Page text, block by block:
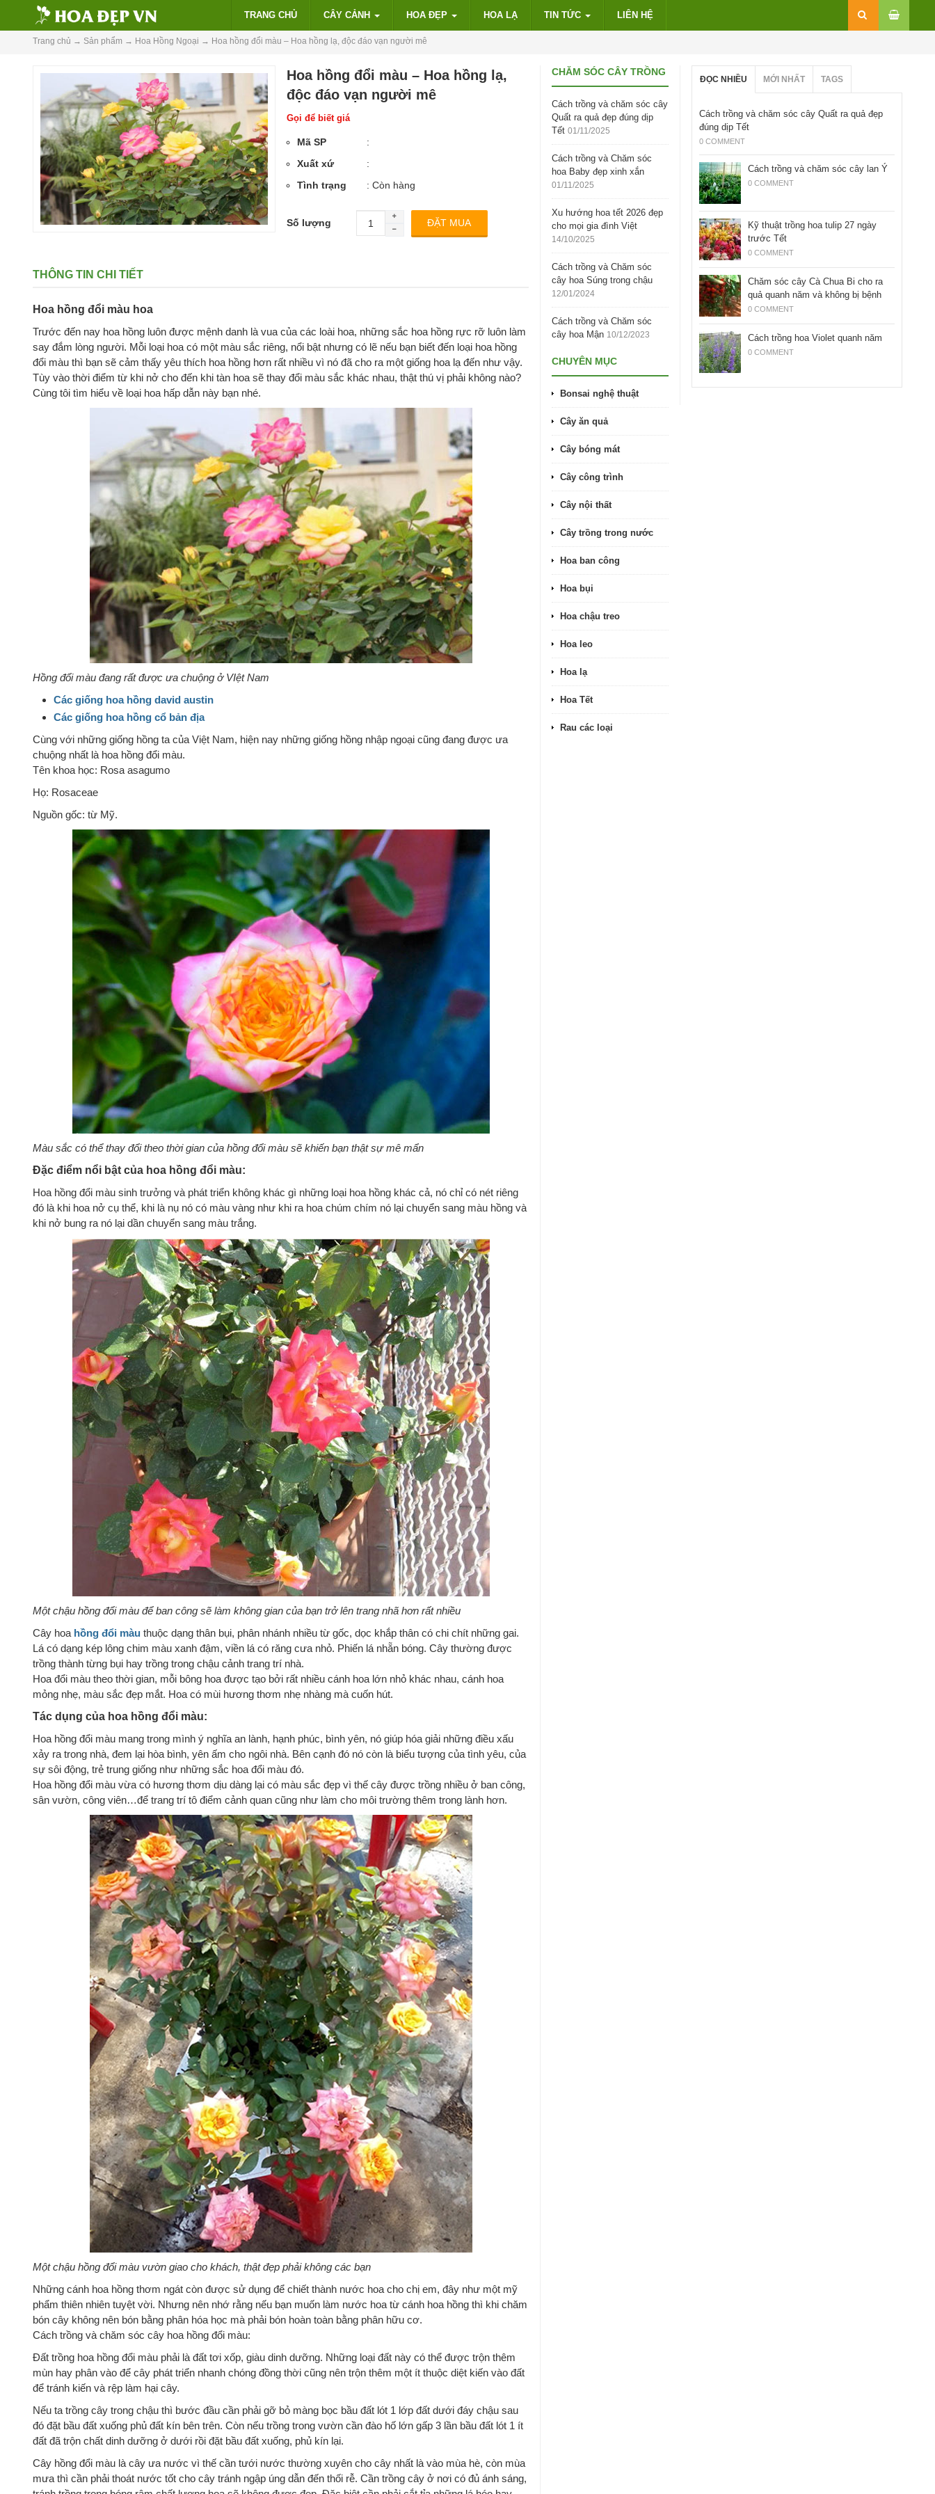
TRANG CHỦ CÂY CẢNH HOA ĐẸP HOA LẠ TIN TỨC LIÊN HỆ
Trang chủ → Sản phẩm → Hoa Hồng Ngoại → Hoa hồng đổi màu – Hoa hồng lạ, độc đáo vạn người mê
Hoa hồng đổi màu – Hoa hồng lạ,
độc đáo vạn người mê
Gọi để biết giá
Mã SP
:
Xuất xứ
:
Tình trạng
: Còn hàng
Số lượng
THÔNG TIN CHI TIẾT
Hoa hồng đổi màu hoa
Trước đến nay hoa hồng luôn được mệnh danh là vua của các loài hoa, những sắc hoa hồng rực rỡ luôn làm
say đắm lòng người. Mỗi loại hoa có một màu sắc riêng, nổi bật nhưng có lẽ nếu bạn biết đến loại hoa hồng
đổi màu thì bạn sẽ cảm thấy yêu thích hoa hồng hơn rất nhiều vì nó đã cho ra một giống hoa lạ đến như vậy.
Tùy vào thời điểm từ khi nở cho đến khi tàn hoa sẽ thay đổi màu sắc khác nhau, thật thú vị phải không nào?
Cùng tôi tìm hiểu về loại hoa hấp dẫn này bạn nhé.
Hồng đổi màu đang rất được ưa chuộng ở VIệt Nam
Các giống hoa hồng david austin
Các giống hoa hồng cổ bản địa
Cùng với những giống hồng ta của Việt Nam, hiện nay những giống hồng nhập ngoại cũng đang được ưa
chuộng nhất là hoa hồng đổi màu.
Tên khoa học: Rosa asagumo
Họ: Rosaceae
Nguồn gốc: từ Mỹ.
Màu sắc có thể thay đổi theo thời gian của hồng đổi màu sẽ khiến bạn thật sự mê mẩn
Đặc điểm nổi bật của hoa hồng đổi màu:
Hoa hồng đổi màu sinh trưởng và phát triển không khác gì những loại hoa hồng khác cả, nó chỉ có nét riêng
đó là khi hoa nở cụ thể, khi là nụ nó có màu vàng như khi ra hoa chúm chím nó lại chuyển sang màu hồng và
khi nở bung ra nó lại dần chuyển sang màu trắng.
Một chậu hồng đổi màu để ban công sẽ làm không gian của bạn trở lên trang nhã hơn rất nhiều
Cây hoa hồng đổi màu thuộc dạng thân bụi, phân nhánh nhiều từ gốc, dọc khắp thân có chi chít những gai.
Lá có dạng kép lông chim màu xanh đậm, viền lá có răng cưa nhỏ. Phiến lá nhẵn bóng. Cây thường được
trồng thành từng bụi hay trồng trong chậu cảnh trang trí nhà.
Hoa đổi màu theo thời gian, mỗi bông hoa được tạo bởi rất nhiều cánh hoa lớn nhỏ khác nhau, cánh hoa
mỏng nhẹ, màu sắc đẹp mắt. Hoa có mùi hương thơm nhẹ nhàng mà cuốn hút.
Tác dụng của hoa hồng đổi màu:
Hoa hồng đổi màu mang trong mình ý nghĩa an lành, hạnh phúc, bình yên, nó giúp hóa giải những điều xấu
xảy ra trong nhà, đem lại hòa bình, yên ấm cho ngôi nhà. Bên cạnh đó nó còn là biểu tượng của tình yêu, của
sự sôi động, trẻ trung giống như những sắc hoa đổi màu đó.
Hoa hồng đổi màu vừa có hương thơm dịu dàng lại có màu sắc đẹp vì thế cây được trồng nhiều ở ban công,
sân vườn, công viên…để trang trí tô điểm cảnh quan cũng như làm cho môi trường thêm trong lành hơn.
Một chậu hồng đổi màu vườn giao cho khách, thật đẹp phải không các bạn
Những cánh hoa hồng thơm ngát còn được sử dụng để chiết thành nước hoa cho chị em, đây như một mỹ
phẩm thiên nhiên tuyệt vời. Nhưng nên nhớ rằng nếu bạn muốn làm nước hoa từ cánh hoa hồng thì khi chăm
bón cây không nên bón bằng phân hóa học mà phải bón hoàn toàn bằng phân hữu cơ.
Cách trồng và chăm sóc cây hoa hồng đổi màu:
Đất trồng hoa hồng đổi màu phải là đất tơi xốp, giàu dinh dưỡng. Những loại đất này có thể được trộn thêm
mùn hay phân vào để cây phát triển nhanh chóng đồng thời cũng nên trộn thêm một ít thuộc diệt kiến vào đất
để tránh kiến và rệp làm hại cây.
Nếu ta trồng cây trong chậu thì bước đầu cần phải gỡ bỏ màng bọc bầu đất lót 1 lớp đất dưới đáy chậu sau
đó đặt bầu đất xuống phủ đất kín bên trên. Còn nếu trồng trong vườn cần đào hố lớn gấp 3 lần bầu đất lót 1 ít
đất đã trộn chất dinh dưỡng ở dưới rồi đặt bầu đất xuống, phủ kín lại.
Cây hồng đổi màu là cây ưa nước vì thế cần tưới nước thường xuyên cho cây nhất là vào mùa hè, còn mùa
mưa thì cần phải thoát nước tốt cho cây tránh ngập úng dẫn đến thối rễ. Cần trồng cây ở nơi có đủ ánh sáng,
CHĂM SÓC CÂY TRỒNG
Cách trồng và chăm sóc cây
Quất ra quả đẹp đúng dịp
Tết 01/11/2025
Cách trồng và Chăm sóc
hoa Baby đẹp xinh xắn
01/11/2025
Xu hướng hoa tết 2026 đẹp
cho mọi gia đình Việt
14/10/2025
Cách trồng và Chăm sóc
cây hoa Súng trong chậu
12/01/2024
Cách trồng và Chăm sóc
cây hoa Mận 10/12/2023
CHUYÊN MỤC
Bonsai nghệ thuật
Cây ăn quả
Cây bóng mát
Cây công trình
Cây nội thất
Cây trồng trong nước
Hoa ban công
Hoa bụi
Hoa chậu treo
Hoa leo
Hoa lạ
Hoa Tết
Rau các loại
ĐỌC NHIỀU MỚI NHẤT TAGS
Cách trồng và chăm sóc cây Quất ra quả đẹp
đúng dịp Tết
0 COMMENT
Cách trồng và chăm sóc cây lan Ý
0 COMMENT
Kỹ thuật trồng hoa tulip 27 ngày
trước Tết
0 COMMENT
Chăm sóc cây Cà Chua Bi cho ra
quả quanh năm và không bị bệnh
0 COMMENT
Cách trồng hoa Violet quanh năm
0 COMMENT